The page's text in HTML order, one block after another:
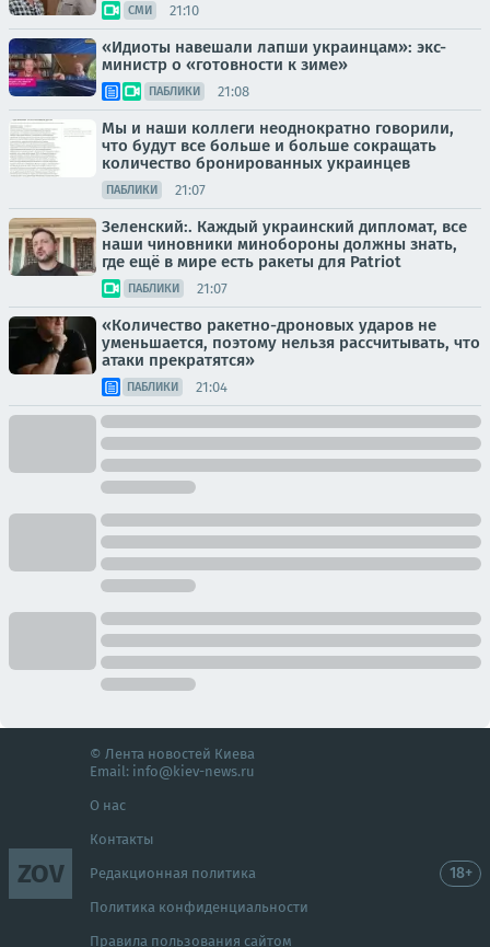
СМИ 21:10
«Идиоты навешали лапши украинцам»: экс-
министр о «готовности к зиме»
ПАБЛИКИ 21:08
Мы и наши коллеги неоднократно говорили,
что будут все больше и больше сокращать
количество бронированных украинцев
ПАБЛИКИ 21:07
Зеленский:. Каждый украинский дипломат, все
наши чиновники минобороны должны знать,
где ещё в мире есть ракеты для Patriot
ПАБЛИКИ 21:07
«Количество ракетно-дроновых ударов не
уменьшается, поэтому нельзя рассчитывать, что
атаки прекратятся»
ПАБЛИКИ 21:04
ZOV
© Лента новостей Киева
Email: info@kiev-news.ru
О нас
Контакты
Редакционная политика
Политика конфиденциальности
Правила пользования сайтом
18+